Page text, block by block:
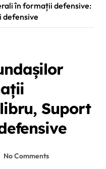
în formații defensive:
defensive
Suport
No Comments